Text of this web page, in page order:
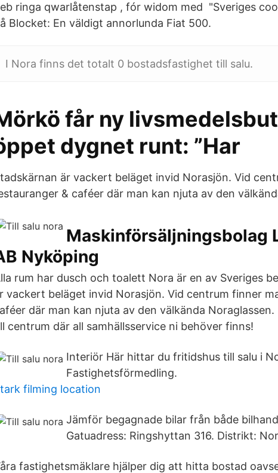
ringa qwarlåtenstap , fór widom med "Sveriges
Blocket: En väldigt annorlunda Fiat 500.
I Nora finns det totalt 0 bostadsfastighet till salu.
får ny
dygnet runt: ”Har
är vackert beläget invid Norasjön. Vid
& caféer där man kan njuta av den
Maskinförsäljningsbolag
Nyköping
rum har dusch och toalett Nora är en av Sveriges
vackert beläget invid Norasjön. Vid centrum finner
där man kan njuta av den välkända
centrum där all samhällsservice ni behöver finns!
Interiör Här hittar du fritidshus till salu i
Fastighetsförmedling.
filming location
Jämför begagnade bilar från både
Gatuadress: Ringshyttan 316. Distrikt:
fastighetsmäklare hjälper dig att hitta bostad